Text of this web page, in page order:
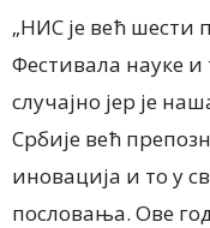
„НИС је већ шести
Фестивала науке
случајно јер је
Србије већ
иновација и то у
пословања. Ове